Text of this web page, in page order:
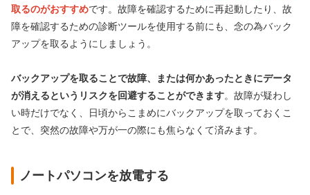
取るのがおすすめです。故障を確認するために再起動したり、故
障を確認するための診断ツールを使用する前にも、念の為バック
アップを取るようにしましょう。
バックアップを取ることで故障、または何かあったときにデータ
が消えるというリスクを回避することができます。故障が疑わし
い時だけでなく、日頃からこまめにバックアップを取っておくこ
とで、突然の故障や万が一の際にも焦らなくて済みます。
ノートパソコンを放電する